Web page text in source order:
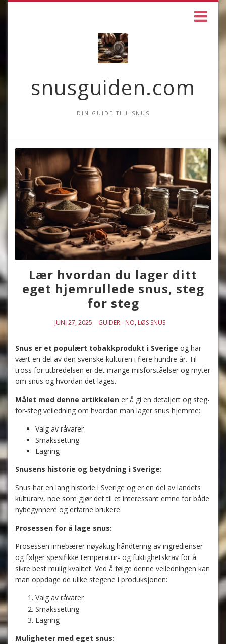
snusguiden.com
DIN GUIDE TILL SNUS
Lær hvordan du lager ditt
eget hjemrullede snus, steg
for steg
JUNI 27, 2025 GUIDER - NO, LØS SNUS
Snus er et populært tobakkprodukt i Sverige og har
vært en del av den svenske kulturen i flere hundre år. Til
tross for utbredelsen er det mange misforståelser og myter
om snus og hvordan det lages.
Målet med denne artikkelen er å gi en detaljert og steg-
for-steg veiledning om hvordan man lager snus hjemme:
Valg av råvarer
Smakssetting
Lagring
Snusens historie og betydning i Sverige:
Snus har en lang historie i Sverige og er en del av landets
kulturarv, noe som gjør det til et interessant emne for både
nybegynnere og erfarne brukere.
Prosessen for å lage snus:
Prosessen innebærer nøyaktig håndtering av ingredienser
og følger spesifikke temperatur- og fuktighetskrav for å
sikre best mulig kvalitet. Ved å følge denne veiledningen kan
man oppdage de ulike stegene i produksjonen:
Valg av råvarer
Smakssetting
Lagring
Muligheter med eget snus: